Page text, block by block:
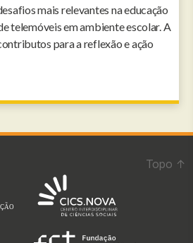
mais relevantes na educação
telemóveis em ambiente escolar. A
para a reflexão e ação
Topo ↑